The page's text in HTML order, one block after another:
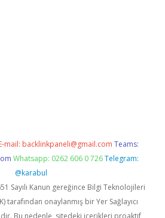
mail: backlinkpaneli@gmail.com Teams:
Whatsapp: 0262 606 0 726 Telegram:
@karabul
Sayılı Kanun gereğince Bilgi Teknolojileri
tarafından onaylanmış bir Yer Sağlayıcı
Bu nedenle, sitedeki içerikleri proaktif